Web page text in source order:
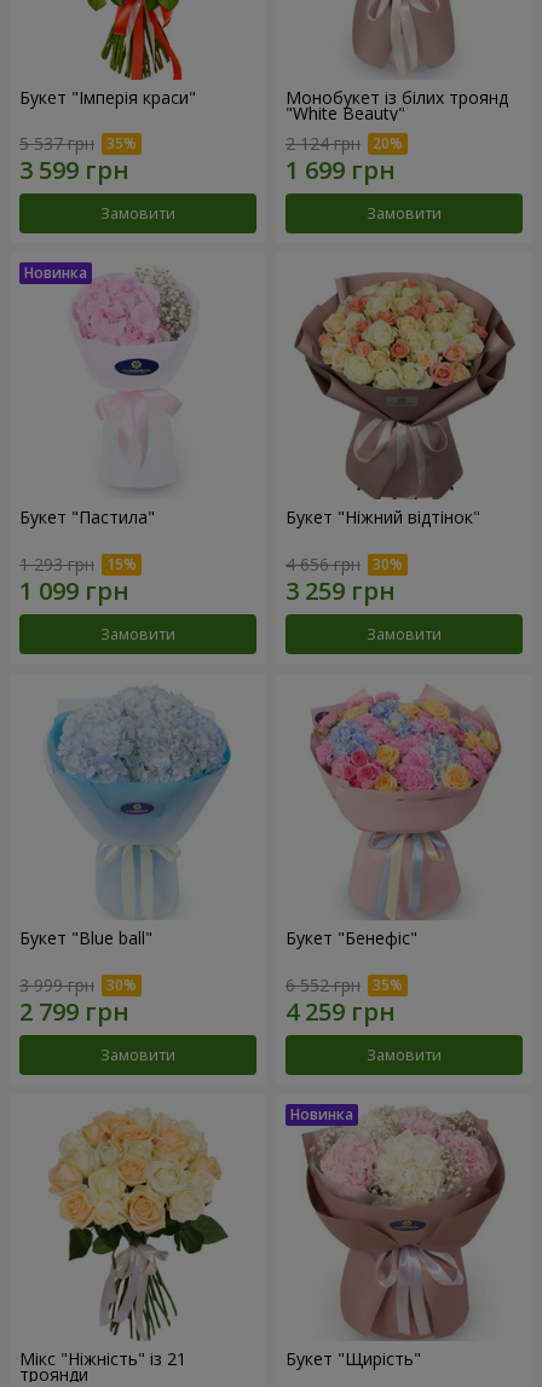
Букет "Імперія краси"
5 537 грн
Замовити
Монобукет із білих троянд
"White Beauty"
2 124 грн
Замовити
Букет "Пастила"
1 293 грн
Замовити
Букет "Ніжний відтінок"
4 656 грн
Замовити
Букет "Blue ball"
3 999 грн
Замовити
Букет "Бенефіс"
6 552 грн
Замовити
Мікс "Ніжність" із 21
троянди
Букет "Щирість"